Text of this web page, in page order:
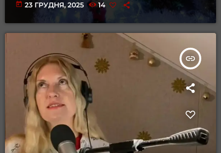
today 23 ГРУДНЯ, 2025 14
insert_link